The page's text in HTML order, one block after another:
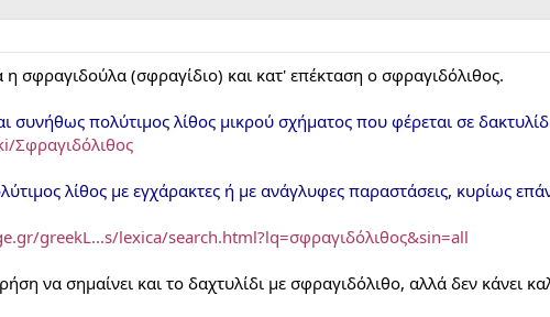
η σφραγιδούλα (σφραγίδιο) και κατ' επέκταση ο σφραγιδόλιθος.
συνήθως πολύτιμος λίθος μικρού σχήματος που φέρεται σε
Σφραγιδόλιθος
λίθος με εγχάρακτες ή με ανάγλυφες παραστάσεις, κυρίως
greekL...s/lexica/search.html?lq=σφραγιδόλιθος&sin=all
να σημαίνει και το δαχτυλίδι με σφραγιδόλιθο, αλλά δεν κάνει